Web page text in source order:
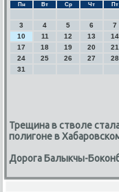
Пн Вт Ср Чт Пт
3
4 5 6 7
10
11 12 13 14
17
18 19 20 21
24
25 26 27 28
31
Трещина в стволе
полигоне в
Дорога Балыкчы-